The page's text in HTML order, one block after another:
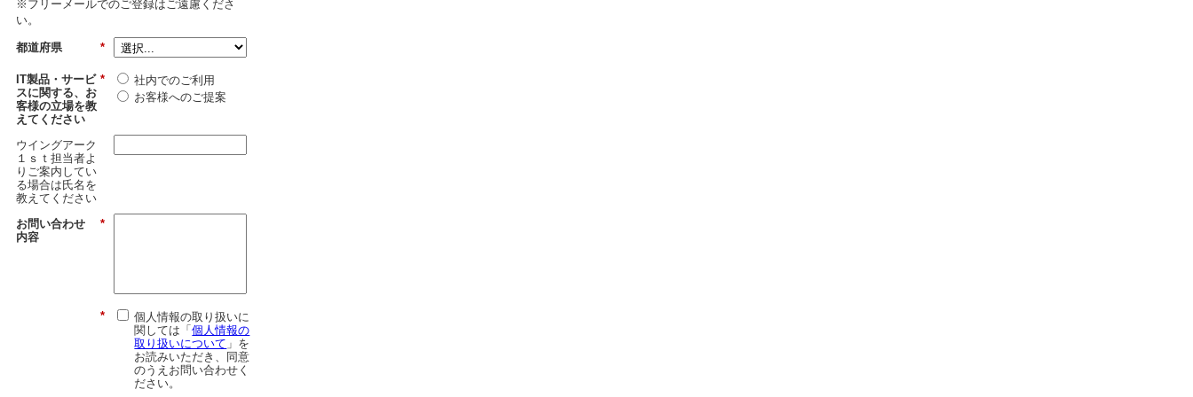
※フリーメールでのご登録はご遠慮くださ
い。
*
都道府県
*
IT製品・サービ
スに関する、お
客様の立場を教
えてください
社内でのご利用
お客様へのご提案
ウイングアーク
１ｓｔ担当者よ
りご案内してい
る場合は氏名を
教えてください
*
お問い合わせ
内容
*
個人情報の取り扱いに
関しては「個人情報の
取り扱いについて 」を
お読みいただき、同意
のうえお問い合わせく
ださい。